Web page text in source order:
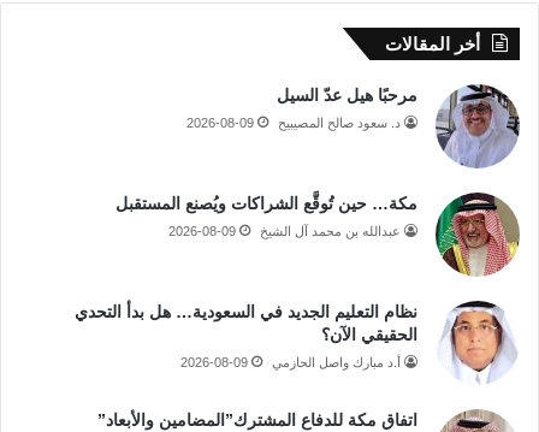
أخر المقالات
مرحبًا هيل عدّ السيل
د. سعود صالح المصيبيح 2026-08-09
مكة… حين تُوقَّع الشراكات ويُصنع المستقبل
عبدالله بن محمد آل الشيخ 2026-08-09
نظام التعليم الجديد في السعودية… هل بدأ التحدي
الحقيقي الآن؟
أ.د مبارك واصل الحازمي 2026-08-09
اتفاق مكة للدفاع المشترك”المضامين والأبعاد”